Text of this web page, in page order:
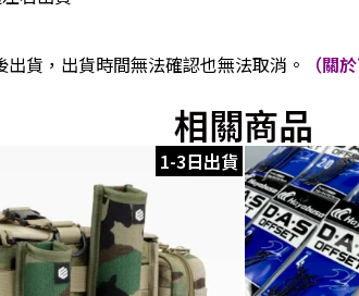
貨，出貨時間無法確認也無法取消。 （關
相關商品
1-3日出貨